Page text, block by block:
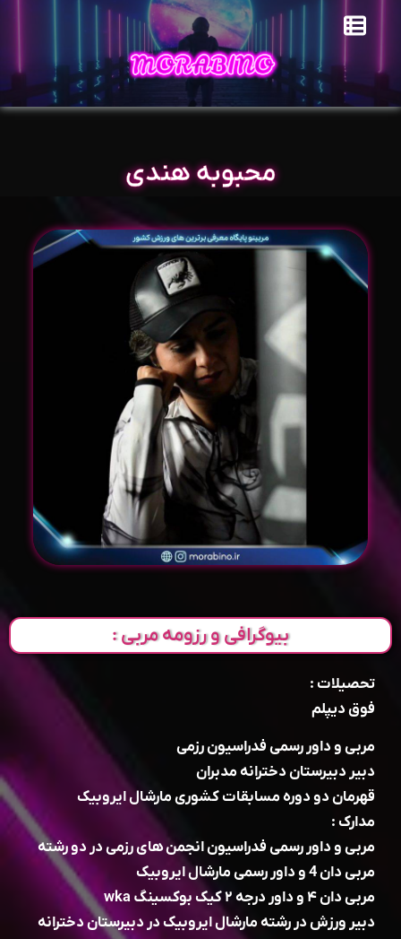
محبوبه هندی
بیوگرافی و رزومه مربی :
تحصیلات :
فوق دیپلم
مربی و داور رسمی فدراسیون رزمی
دبیر دبیرستان دخترانه مدبران
قهرمان دو دوره مسابقات کشوری مارشال ایروبیک
مدارک :
مربی و داور رسمی فدراسیون انجمن های رزمی در دو رشته
مربی دان 4 و داور رسمی مارشال ایروبیک
مربی دان ۴ و داور درجه ۲ کیک بوکسینگ wka
دبیر ورزش در رشته مارشال ایروبیک در دبیرستان دخترانه